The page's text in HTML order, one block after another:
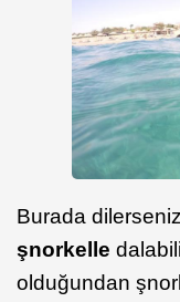
Burada dilerseniz
şnorkelle
olduğundan